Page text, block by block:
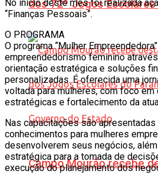
dos 72º Jogos Escolares
Campo Mourão recebe
No início deste mês foi realizada
“Finanças Pessoais”.
O PROGRAMA
O programa “Mulher
empreendedorismo feminino
orientação estratégica e soluções
personalizadas. É oferecida uma
voltada para mulheres, com foco em
estratégicas e fortalecimento da
Nas capacitações são
conhecimentos para mulheres
desenvolverem seus negócios,
estratégica para a tomada de
execução do planejamento dos